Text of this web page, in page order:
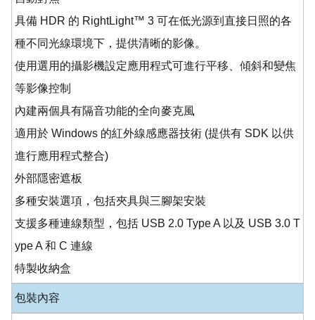
具備 HDR 的 RightLight™ 3 可在低光源到直接日照的各
種不同光線環境下，提供清晰的影像。
使用選用的攝影機設定應用程式可進行平移、傾斜和變焦
等影像控制
內建兩個具有隔音功能的全向麥克風
適用於 Windows 的紅外線感應器技術 (提供有 SDK 以供
進行應用程式整合)
外部隱密遮板
多種安裝選項，包括夾具與三腳架安裝
支援多種連線類型，包括 USB 2.0 Type A 以及 USB 3.0 T
ype A 和 C 連線
特製收納盒
包裝內容